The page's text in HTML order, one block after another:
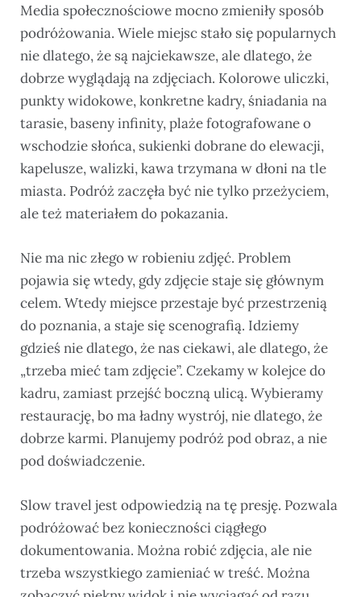
Media społecznościowe mocno zmieniły sposób
podróżowania. Wiele miejsc stało się popularnych
nie dlatego, że są najciekawsze, ale dlatego, że
dobrze wyglądają na zdjęciach. Kolorowe uliczki,
punkty widokowe, konkretne kadry, śniadania na
tarasie, baseny infinity, plaże fotografowane o
wschodzie słońca, sukienki dobrane do elewacji,
kapelusze, walizki, kawa trzymana w dłoni na tle
miasta. Podróż zaczęła być nie tylko przeżyciem,
ale też materiałem do pokazania.
Nie ma nic złego w robieniu zdjęć. Problem
pojawia się wtedy, gdy zdjęcie staje się głównym
celem. Wtedy miejsce przestaje być przestrzenią
do poznania, a staje się scenografią. Idziemy
gdzieś nie dlatego, że nas ciekawi, ale dlatego, że
„trzeba mieć tam zdjęcie”. Czekamy w kolejce do
kadru, zamiast przejść boczną ulicą. Wybieramy
restaurację, bo ma ładny wystrój, nie dlatego, że
dobrze karmi. Planujemy podróż pod obraz, a nie
pod doświadczenie.
Slow travel jest odpowiedzią na tę presję. Pozwala
podróżować bez konieczności ciągłego
dokumentowania. Można robić zdjęcia, ale nie
trzeba wszystkiego zamieniać w treść. Można